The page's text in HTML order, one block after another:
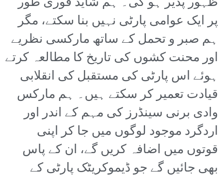
پر ایک عوامی پارٹی نہیں بنا سکتے، مگر
ہم صبر و تحمل کے ساتھ مارکسی نظریے
اور محنت کشوں کی تاریخ کا مطالعہ کرتے
ہوئے اس پارٹی کی مستقبل کی انقلابی
قیادت تعمیر کر سکتے ہیں۔ ہم مارکس
وادی برنی سینڈرز کی مہم کے اندر اور
اردگرد موجود لوگوں میں جا کر اپنی
قوتوں میں اضافہ کریں گے، ان کے پاس
بھی جائیں گے جو ڈیموکریٹک پارٹی کے